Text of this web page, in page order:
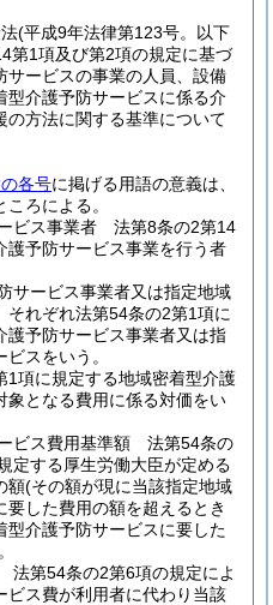
(平成9年法律第123号。以下
第1項及び第2項の規定に基づ
サービスの事業の人員、設備
型介護予防サービスに係る介
方法に関する基準について
各号に掲げる用語の意義は、
ころによる。
ビス事業者 法第8条の2第14
護予防サービス事業を行う者
サービス事業者又は指定地域
れぞれ法第54条の2第1項に
護予防サービス事業者又は指
スをいう。
項に規定する地域密着型介護
象となる費用に係る対価をい
ビス費用基準額 法第54条の
定する厚生労働大臣が定める
額(その額が現に当該指定地域
した費用の額を超えるとき
型介護予防サービスに要した
第54条の2第6項の規定によ
ビス費が利用者に代わり当該